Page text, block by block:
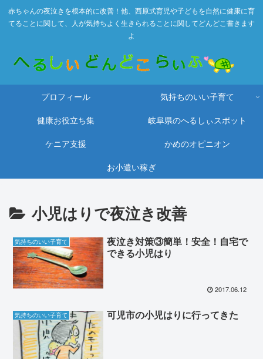
赤ちゃんの夜泣きを根本的に改善！他、西原式育児や子どもを自然に健康に育
てることに関して、人が気持ちよく生きられることに関してどんどこ書きます
よ
プロフィール
気持ちのいい子育て
健康お役立ち集
岐阜県のへるしぃスポット
ケニア支援
かめのオピニオン
お小遣い稼ぎ
小児はりで夜泣き改善
気持ちのいい子育て
夜泣き対策③簡単！安全！自宅で
できる小児はり
2017.06.12
気持ちのいい子育て 可児市の小児はりに行ってきた